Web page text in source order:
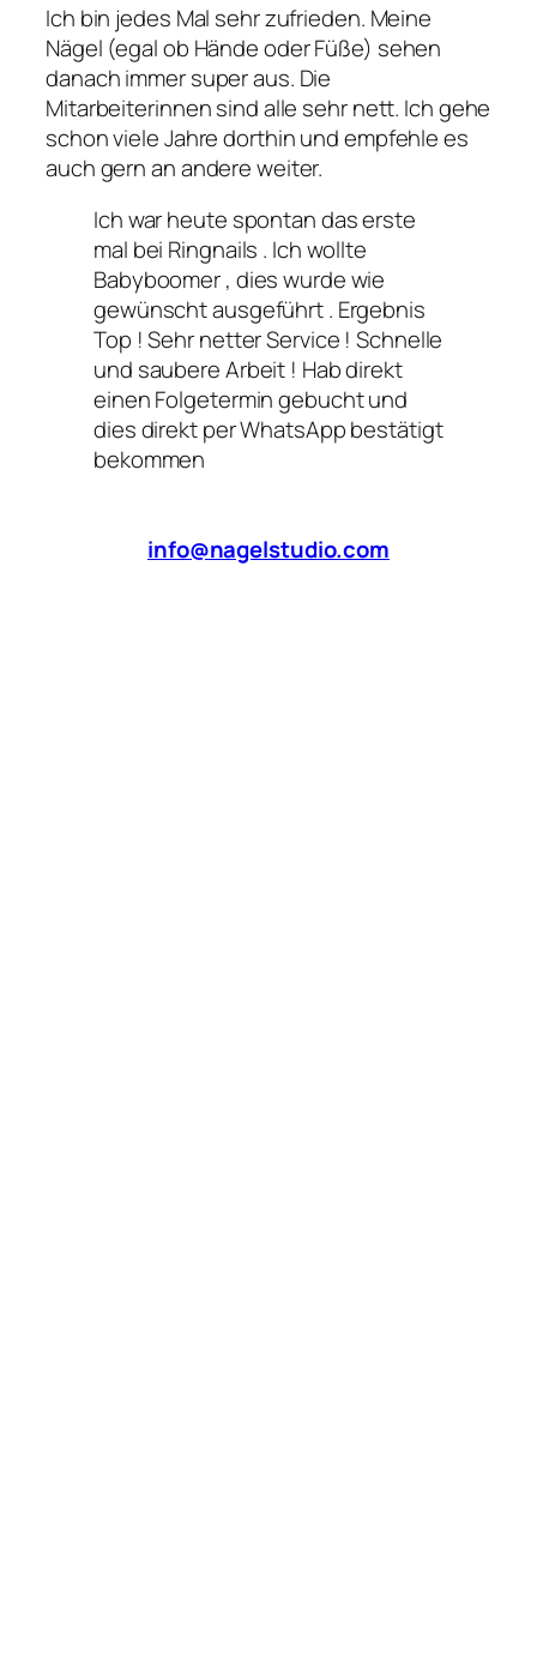
Ich bin jedes Mal sehr zufrieden. Meine
Nägel (egal ob Hände oder Füße) sehen
danach immer super aus. Die
Mitarbeiterinnen sind alle sehr nett. Ich gehe
schon viele Jahre dorthin und empfehle es
auch gern an andere weiter.
Ich war heute spontan das erste
mal bei Ringnails . Ich wollte
Babyboomer , dies wurde wie
gewünscht ausgeführt . Ergebnis
Top ! Sehr netter Service ! Schnelle
und saubere Arbeit ! Hab direkt
einen Folgetermin gebucht und
dies direkt per WhatsApp bestätigt
bekommen
info@nagelstudio.com